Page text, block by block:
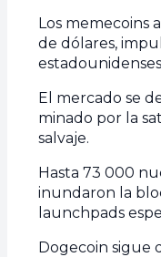
Los memecoins
de dólares,
El mercado se
minado por la
salvaje.
Hasta 73 000
inundaron la
launchpads
Dogecoin sigue